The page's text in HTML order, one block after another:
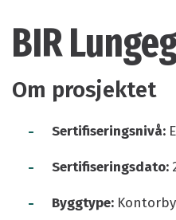
BIR
Om prosjektet
- Sertifiseringsnivå:
- Sertifiseringsdato:
- Byggtype: